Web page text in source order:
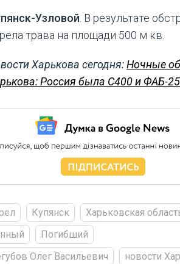
Узловой. В результате
трава на площади 500 м кв.
Харькова сегодня:Ночные
Россия была С400 и ФАБ-
Купянск
Харьковская
Погибший
Олег Васильевич
новости